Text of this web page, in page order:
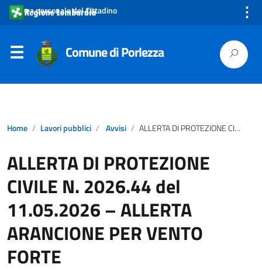
Area personale del Cittadino ⋮
Comune di Porlezza
Home Lavori pubblici Avvisi ALLERTA DI PROTEZIONE CIVILE N. 2026.44 del 11.05.2026 – ALLERTA ARANCIONE PER VENTO FORTE
ALLERTA DI PROTEZIONE
CIVILE N. 2026.44 del
11.05.2026 – ALLERTA
ARANCIONE PER VENTO
FORTE